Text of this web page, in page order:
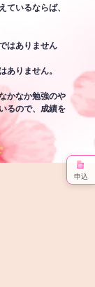
ているならば、
はありません
ありません。
かなか勉強のや
るので、成績を
申込